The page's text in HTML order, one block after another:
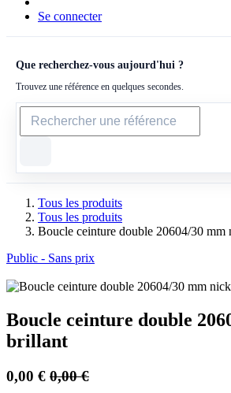
Se connecter
Que recherchez-vous aujourd'hui ?
Trouvez une référence en quelques secondes.
Tous les produits
Tous les produits
Boucle ceinture double 20604/30 mm
Public - Sans prix
Boucle ceinture double
brillant
0,00 € 0,00€